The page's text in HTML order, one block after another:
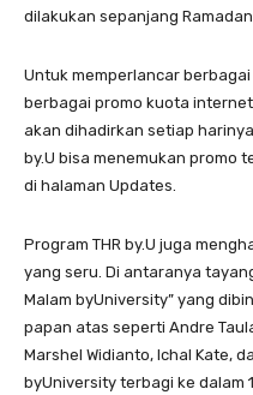
dilakukan sepanjang
Untuk memperlancar
berbagai promo kuota
akan dihadirkan setiap
by.U bisa menemukan promo
di halaman Updates.
Program THR by.U juga
yang seru. Di antaranya
Malam byUniversity” yang
papan atas seperti Andre
Marshel Widianto, Ichal Kate,
byUniversity terbagi ke dalam